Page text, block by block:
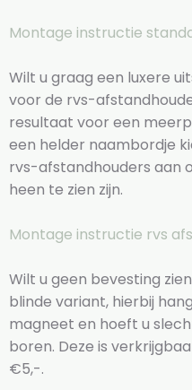
Montage instructie
Wilt u graag een luxere
voor de rvs-
resultaat voor een
een helder naambordje
rvs-afstandhouders aan
heen te zien zijn.
Montage instructie rvs
Wilt u geen bevesting
blinde variant, hierbij
magneet en hoeft u
boren. Deze is
€5,-.